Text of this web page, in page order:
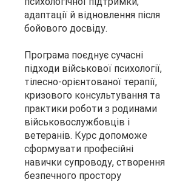
адаптації й відновлення після
бойового досвіду.
Програма поєднує сучасні
підходи військової психології,
тілесно-орієнтованої терапії,
кризового консультування та
практики роботи з родинами
військовослужбовців і
ветеранів. Курс допоможе
сформувати професійні
навички супроводу, створення
безпечного простору